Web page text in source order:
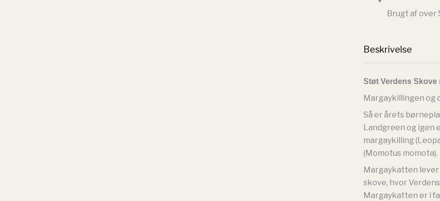
Brugt af over
Beskrivelse
Støt Verdens Skove
Margaykillingen og
Så er årets
Landgreen og igen
margaykilling
(Momotus momota).
Margaykatten
skove, hvor
Margaykatten er i